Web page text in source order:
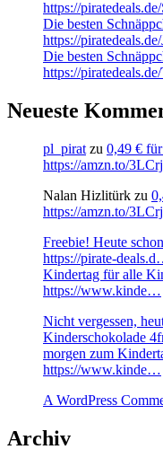
https://
Die besten
https://
Die besten
https://
Neueste
pl_pirat zu 0,49 €
https://amzn.to/
Nalan Hizlitürk zu
https://amzn.to/
Freebie! Heute
https://pirate-
Kindertag für alle
https://www.kinde…
Nicht vergessen,
Kinderschokolade
morgen zum
https://www.kinde…
A WordPress
Archiv